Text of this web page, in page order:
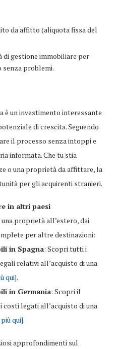
da affitto (aliquota fissa del
di gestione immobiliare per
senza problemi.
è un investimento interessante
di crescita. Seguendo
il processo senza intoppi e
informata. Che tu stia
o una proprietà da affittare, la
per gli acquirenti stranieri.
in altri paesi
proprietà all’estero, dai
per altre destinazioni:
in Spagna: Scopri tutti i
relativi all’acquisto di una
qui].
in Germania: Scopri il
legati all’acquisto di una
qui].
approfondimenti sul